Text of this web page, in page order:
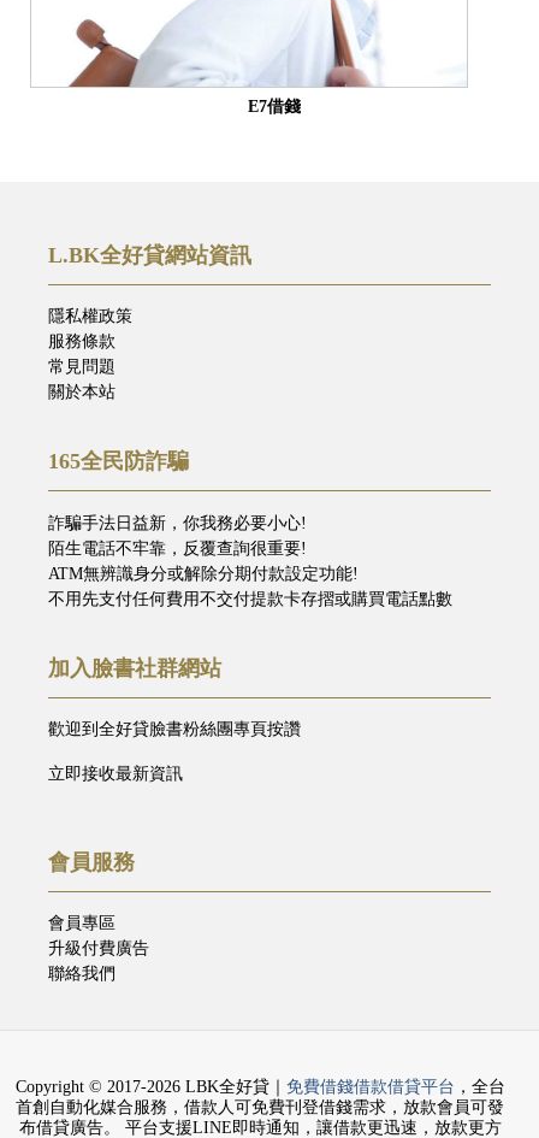
E7借錢
L.BK全好貸網站資訊
隱私權政策
服務條款
常見問題
關於本站
165全民防詐騙
詐騙手法日益新，你我務必要小心!
陌生電話不牢靠，反覆查詢很重要!
ATM無辨識身分或解除分期付款設定功能!
不用先支付任何費用不交付提款卡存摺或購買電話點數
加入臉書社群網站
歡迎到全好貸臉書粉絲團專頁按讚
立即接收最新資訊
會員服務
會員專區
升級付費廣告
聯絡我們
Copyright © 2017-2026 LBK全好貸｜ 免費借錢借款借貸平台 ，全台
首創自動化媒合服務，借款人可免費刊登借錢需求，放款會員可發
布借貸廣告。 平台支援LINE即時通知，讓借款更迅速，放款更方